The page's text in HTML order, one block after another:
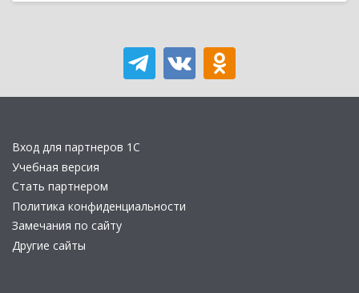
Вход для партнеров 1С
Учебная версия
Стать партнером
Политика конфиденциальности
Замечания по сайту
Другие сайты